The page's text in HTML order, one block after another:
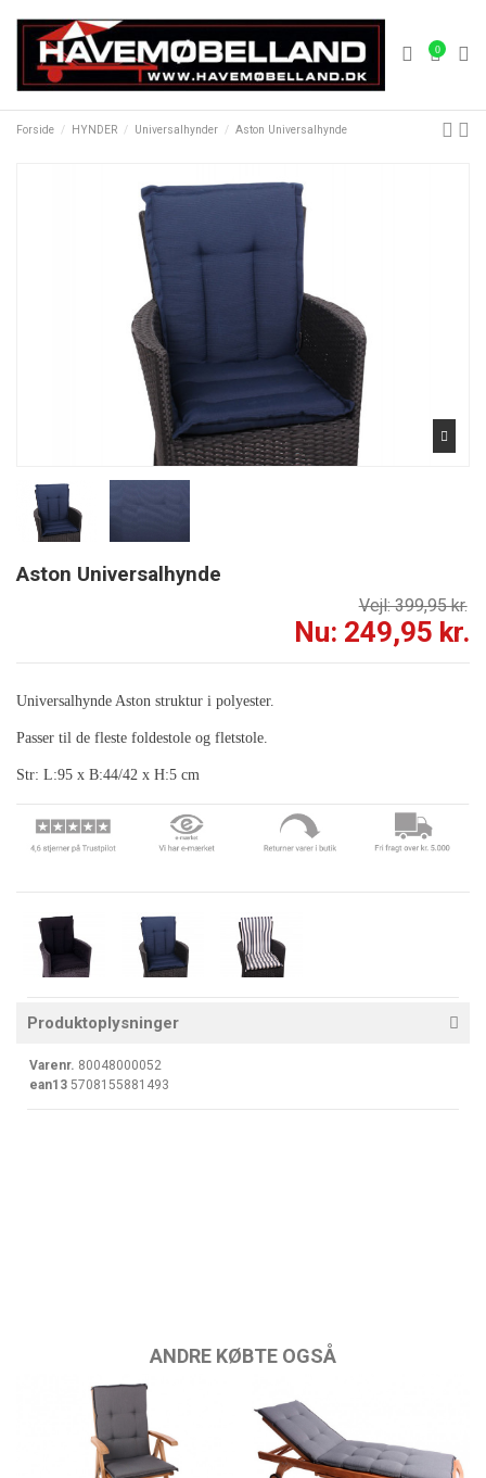
0
Forside HYNDER Universalhynder Aston Universalhynde
Aston Universalhynde
Vejl: 399,95 kr.
Nu: 249,95 kr.
Universalhynde Aston struktur i polyester.
Passer til de fleste foldestole og fletstole.
Str: L:95 x B:44/42 x H:5 cm
Produktoplysninger
Varenr. 80048000052
ean13 5708155881493
ANDRE KØBTE OGSÅ